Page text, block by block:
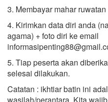
3. Membayar mahar ruwatan
4. Kirimkan data diri anda
agama) + foto diri ke email
5. Tiap peserta akan
selesai dilakukan.
Catatan : ikhtiar batin ini